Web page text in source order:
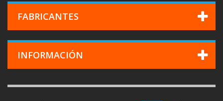
FABRICANTES
INFORMACIÓN